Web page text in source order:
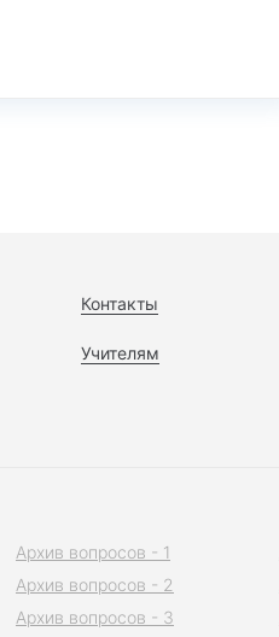
Контакты
Учителям
Архив вопросов - 1
Архив вопросов - 2
Архив вопросов - 3